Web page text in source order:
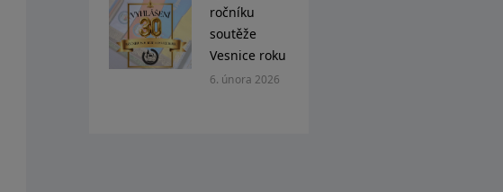
ročníku
soutěže
Vesnice roku
6. února 2026